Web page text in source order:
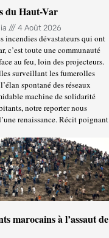
du Haut-Var
4 Août 2026
incendies dévastateurs qui ont
c’est toute une communauté
au feu, loin des projecteurs.
surveillant les fumerolles
spontané des réseaux
machine de solidarité
notre reporter nous
renaissance. Récit poignant
marocains à l’assaut de